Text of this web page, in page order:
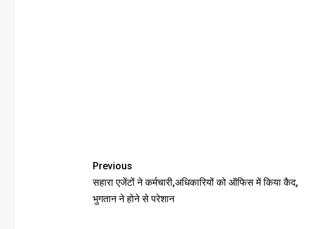
Previous
सहारा एजेंटों ने कर्मचारी,अधिकारियों को ऑफिस में किया कैद,
भुगतान ने होने से परेशान